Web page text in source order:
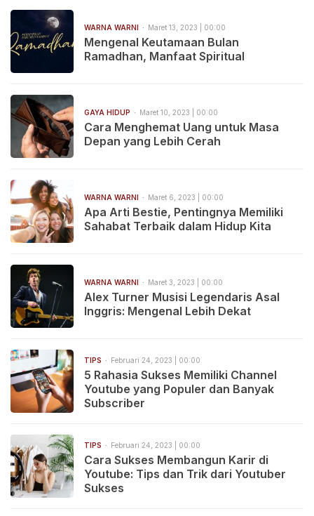
WARNA WARNI Maret 13, 2023 | 00:00
Mengenal Keutamaan Bulan
Ramadhan, Manfaat Spiritual
GAYA HIDUP Maret 10, 2023 | 00:00
Cara Menghemat Uang untuk Masa
Depan yang Lebih Cerah
WARNA WARNI Maret 6, 2023 | 00:00
Apa Arti Bestie, Pentingnya Memiliki
Sahabat Terbaik dalam Hidup Kita
WARNA WARNI Maret 3, 2023 | 00:00
Alex Turner Musisi Legendaris Asal
Inggris: Mengenal Lebih Dekat
TIPS Februari 24, 2023 | 00:00
5 Rahasia Sukses Memiliki Channel
Youtube yang Populer dan Banyak
Subscriber
TIPS Februari 24, 2023 | 00:00
Cara Sukses Membangun Karir di
Youtube: Tips dan Trik dari Youtuber
Sukses